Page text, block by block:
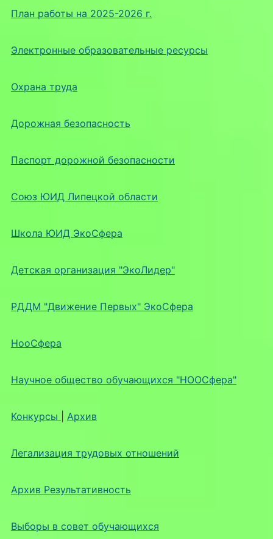
План работы на 2025-2026 г.
Электронные образовательные ресурсы
Охрана труда
Дорожная безопасность
Паспорт дорожной безопасности
Союз ЮИД Липецкой области
Школа ЮИД ЭкоСфера
Детская организация "ЭкоЛидер"
РДДМ "Движение Первых" ЭкоСфера
НооСфера
Научное общество обучающихся "НООСфера"
Конкурсы Архив
Легализация трудовых отношений
Архив Результативность
Выборы в совет обучающихся